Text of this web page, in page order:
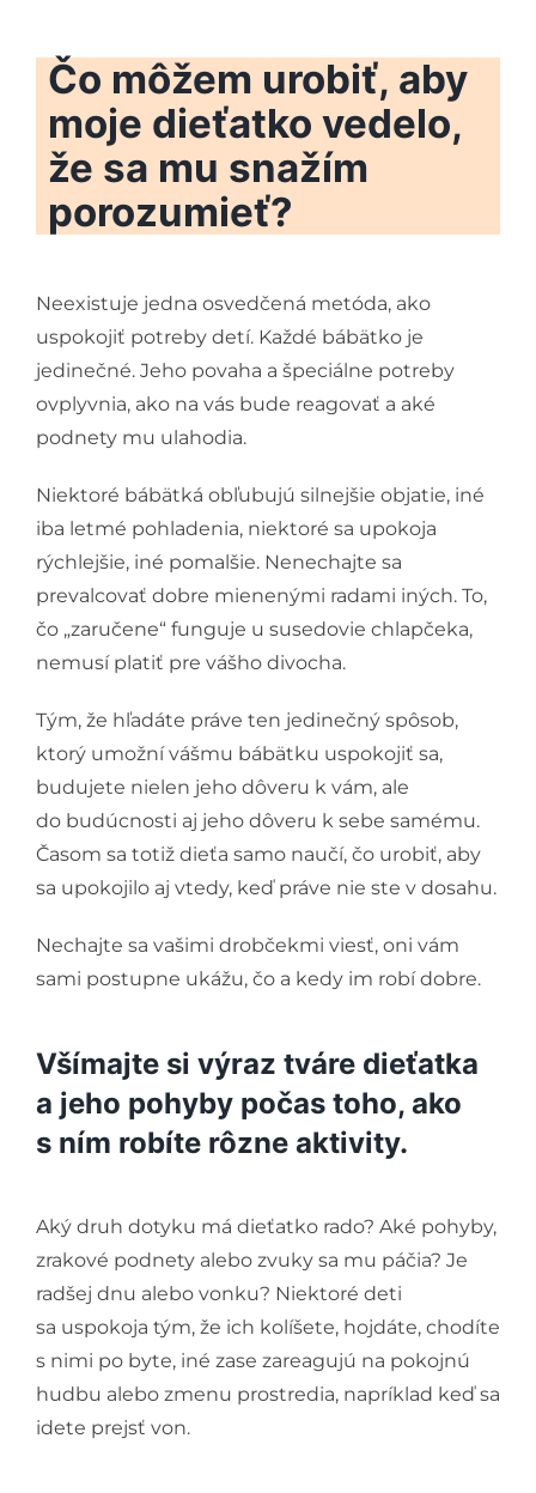
Čo môžem urobiť, aby
moje dieťatko vedelo,
že sa mu snažím
porozumieť?
Neexistuje jedna osvedčená metóda, ako
uspokojiť potreby detí. Každé bábätko je
jedinečné. Jeho povaha a špeciálne potreby
ovplyvnia, ako na vás bude reagovať a aké
podnety mu ulahodia.
Niektoré bábätká obľubujú silnejšie objatie, iné
iba letmé pohladenia, niektoré sa upokoja
rýchlejšie, iné pomalšie. Nenechajte sa
prevalcovať dobre mienenými radami iných. To,
čo „zaručene“ funguje u susedovie chlapčeka,
nemusí platiť pre vášho divocha.
Tým, že hľadáte práve ten jedinečný spôsob,
ktorý umožní vášmu bábätku uspokojiť sa,
budujete nielen jeho dôveru k vám, ale
do budúcnosti aj jeho dôveru k sebe samému.
Časom sa totiž dieťa samo naučí, čo urobiť, aby
sa upokojilo aj vtedy, keď práve nie ste v dosahu.
Nechajte sa vašimi drobčekmi viesť, oni vám
sami postupne ukážu, čo a kedy im robí dobre.
Všímajte si výraz tváre dieťatka
a jeho pohyby počas toho, ako
s ním robíte rôzne aktivity.
Aký druh dotyku má dieťatko rado? Aké pohyby,
zrakové podnety alebo zvuky sa mu páčia? Je
radšej dnu alebo vonku? Niektoré deti
sa uspokoja tým, že ich kolíšete, hojdáte, chodíte
s nimi po byte, iné zase zareagujú na pokojnú
hudbu alebo zmenu prostredia, napríklad keď sa
idete prejsť von.